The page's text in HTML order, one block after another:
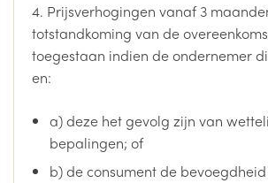
4. Prijsverhogingen vanaf 3
totstandkoming van de
toegestaan indien de ondernemer
en:
a) deze het gevolg zijn van
bepalingen; of
b) de consument de